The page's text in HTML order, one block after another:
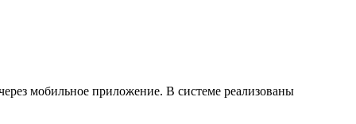
мобильное приложение. В системе реализованы